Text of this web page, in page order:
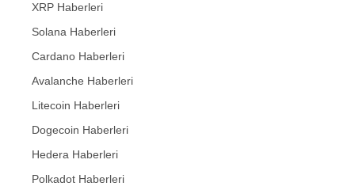
XRP Haberleri
Solana Haberleri
Cardano Haberleri
Avalanche Haberleri
Litecoin Haberleri
Dogecoin Haberleri
Hedera Haberleri
Polkadot Haberleri